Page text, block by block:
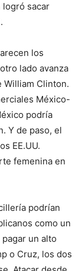
sacar
los
lado avanza
William Clinton.
México-
podría
Y de paso, el
EE.UU.
femenina en
podrían
como un
un alto
o Cruz, los dos